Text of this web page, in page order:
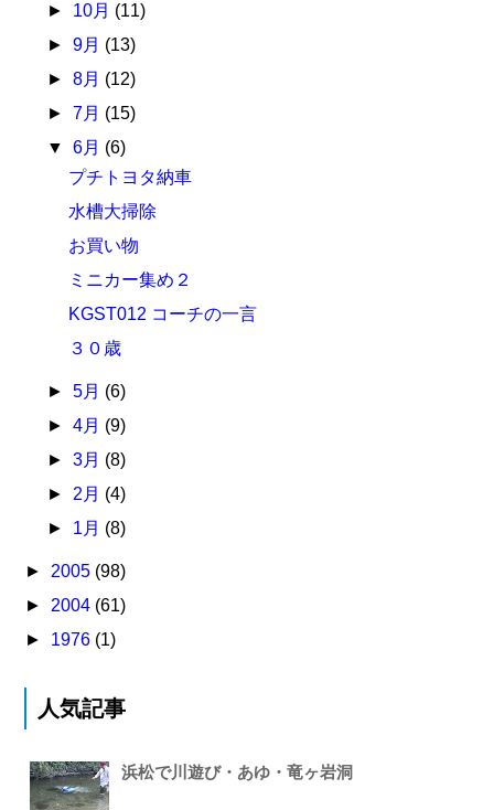
► 10月 (11)
► 9月 (13)
► 8月 (12)
► 7月 (15)
▼ 6月 (6)
プチトヨタ納車
水槽大掃除
お買い物
ミニカー集め２
KGST012 コーチの一言
３０歳
► 5月 (6)
► 4月 (9)
► 3月 (8)
► 2月 (4)
► 1月 (8)
► 2005 (98)
► 2004 (61)
► 1976 (1)
人気記事
浜松で川遊び・あゆ・竜ヶ岩洞